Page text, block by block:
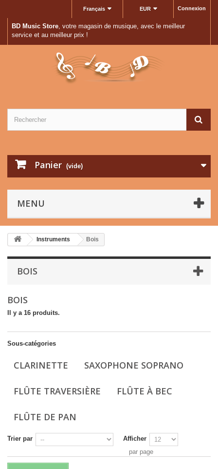
Connexion
EUR
Français
BD Music Store, votre magasin de musique, avec le meilleur
service et au meilleur prix !
Panier (vide)
MENU
Instruments Bois
BOIS
BOIS
Il y a 16 produits.
Sous-catégories
CLARINETTE SAXOPHONE SOPRANO
FLÛTE TRAVERSIÈRE FLÛTE À BEC
FLÛTE DE PAN
Trier par
Afficher
par page